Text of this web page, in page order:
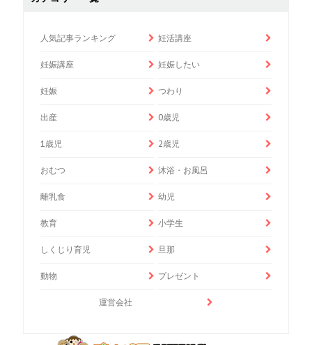
人気記事ランキング 妊活講座
妊娠講座 妊娠したい
妊娠 つわり
出産 0歳児
1歳児 2歳児
おむつ 沐浴・お風呂
離乳食 幼児
教育 小学生
しくじり育児 旦那
動物 プレゼント
運営会社